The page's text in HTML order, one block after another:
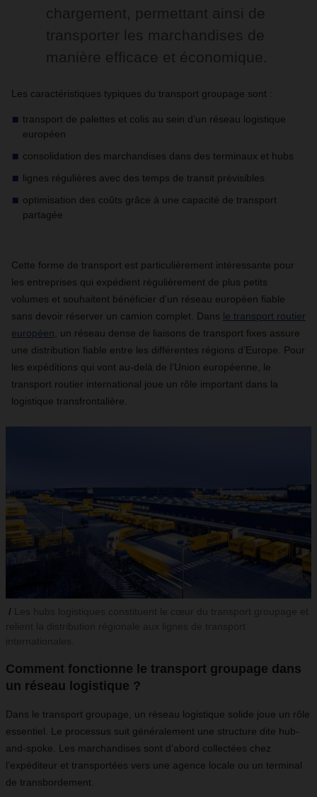
chargement, permettant ainsi de
transporter les marchandises de
manière efficace et économique.
Les caractéristiques typiques du transport groupage sont :
transport de palettes et colis au sein d’un réseau logistique
européen
consolidation des marchandises dans des terminaux et hubs
lignes régulières avec des temps de transit prévisibles
optimisation des coûts grâce à une capacité de transport
partagée
Cette forme de transport est particulièrement intéressante pour
les entreprises qui expédient régulièrement de plus petits
volumes et souhaitent bénéficier d’un réseau européen fiable
sans devoir réserver un camion complet. Dans le transport routier
européen , un réseau dense de liaisons de transport fixes assure
une distribution fiable entre les différentes régions d’Europe. Pour
les expéditions qui vont au-delà de l’Union européenne, le
transport routier international joue un rôle important dans la
logistique transfrontalière.
Comment fonctionne le transport groupage dans
un réseau logistique ?
Dans le transport groupage, un réseau logistique solide joue un rôle
essentiel. Le processus suit généralement une structure dite hub-
and-spoke. Les marchandises sont d’abord collectées chez
l’expéditeur et transportées vers une agence locale ou un terminal
de transbordement.